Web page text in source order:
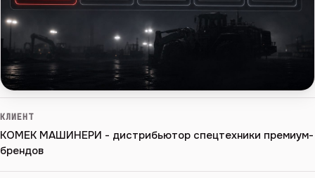
КЛИЕНТ
КОМЕК МАШИНЕРИ - дистрибьютор спецтехники премиум-
брендов